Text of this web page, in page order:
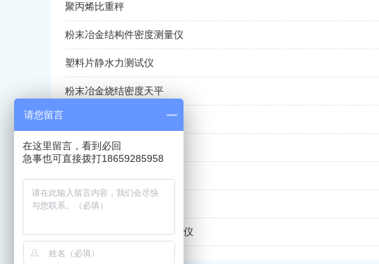
聚丙烯比重秤
粉末冶金结构件密度测量仪
塑料片静水力测试仪
粉末冶金烧结密度天平
电线电缆电子密度检测仪
聚苯乙烯电子密度仪
粉末冶金齿轮电子比重分析仪
请您留言
在这里留言，看到必回
急事也可直接拨打18659285958